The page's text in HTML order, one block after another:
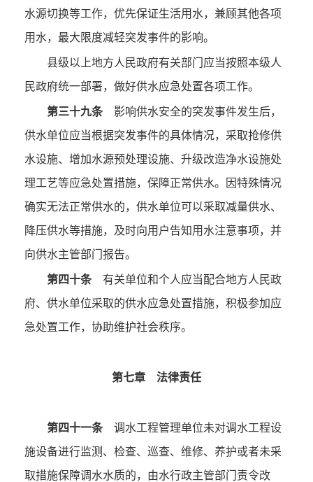
水源切换等工作，优先保证生活用水，兼顾其他各项
用水，最大限度减轻突发事件的影响。
县级以上地方人民政府有关部门应当按照本级人
民政府统一部署，做好供水应急处置各项工作。
第三十九条影响供水安全的突发事件发生后，
供水单位应当根据突发事件的具体情况，采取抢修供
水设施、增加水源预处理设施、升级改造净水设施处
理工艺等应急处置措施，保障正常供水。因特殊情况
确实无法正常供水的，供水单位可以采取减量供水、
降压供水等措施，及时向用户告知用水注意事项，并
向供水主管部门报告。
第四十条有关单位和个人应当配合地方人民政
府、供水单位采取的供水应急处置措施，积极参加应
急处置工作，协助维护社会秩序。
第七章 法律责任
第四十一条调水工程管理单位未对调水工程设
施设备进行监测、检查、巡查、维修、养护或者未采
取措施保障调水水质的，由水行政主管部门责令改